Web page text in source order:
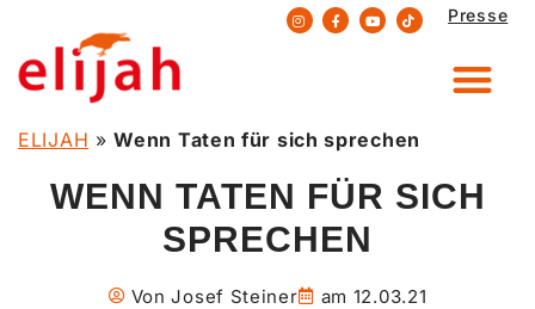
Zum
Inhalt
springen
Presse
ELIJAH »Wenn Taten für sich sprechen
WENN TATEN FÜR SICH
SPRECHEN
Von Josef Steiner am 12.03.21